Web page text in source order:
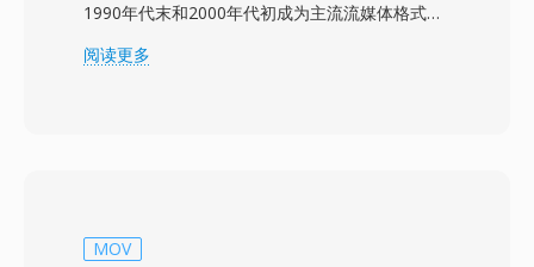
1990年代末和2000年代初成为主流流媒体格式之
一，当时RealPlayer是最广泛安装的媒体应用程序
技术，可实时根据可用带宽自适应调整播放质量。
阅读更多
MOV